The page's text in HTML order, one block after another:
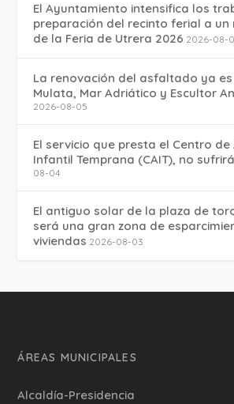
El Ayuntamiento intensifica los
preparación del recinto ferial a un
de la Feria de Utrera 2026 2026-08-
La renovación del asfaltado ya es
Mulata, Mar Adriático y Escultor
2026-08-05
El servicio que presta el Centro de
Infantil Temprana (CAIT), no
08-04
El antiguo solar de la plaza de
será una gran zona de
viviendas 2026-08-03
ÁREAS MUNICIPALES
Alcaldía-Presidencia